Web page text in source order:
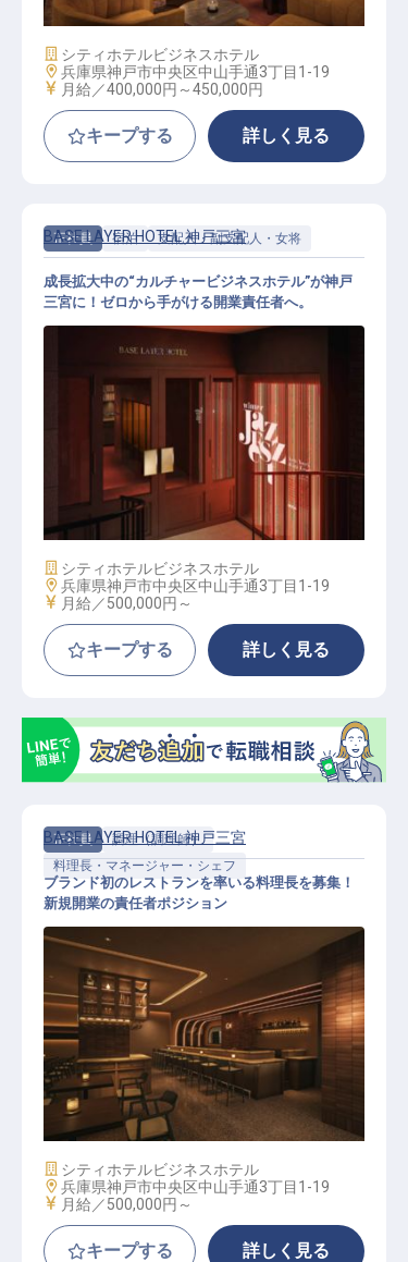
施設業態
シティホテルビジネスホテル
勤務地
兵庫県神戸市中央区中山手通3丁目1-19
給与
月給／400,000円～450,000円
キープする 詳しく見る
正社員 宿泊 支配人・副支配人・女将
支配人│月給50万円～／2026年11月
開業予定／実質年休112日
BASE LAYER HOTEL 神戸三宮
成長拡大中の“カルチャービジネスホテル”が神戸
三宮に！ゼロから手がける開業責任者へ。
施設業態
シティホテルビジネスホテル
勤務地
兵庫県神戸市中央区中山手通3丁目1-19
給与
月給／500,000円～
キープする 詳しく見る
正社員
調理（調理師）
料理長・マネージャー・シェフ
シェフ（料理長）│月給50万円～／2
026年11月開業予定／実質年休112
BASE LAYER HOTEL 神戸三宮
ブランド初のレストランを率いる料理長を募集！
新規開業の責任者ポジション
施設業態
シティホテルビジネスホテル
勤務地
兵庫県神戸市中央区中山手通3丁目1-19
給与
月給／500,000円～
キープする 詳しく見る